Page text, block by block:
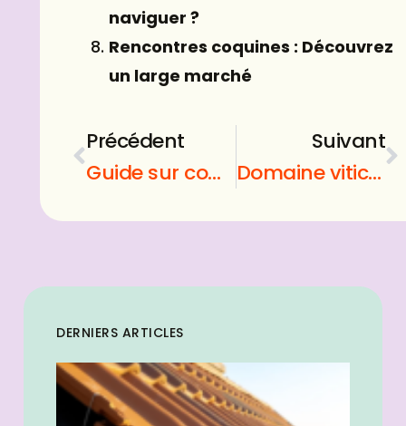
naviguer ?
Rencontres coquines : Découvrez
un large marché
Précédent
Guide sur comment créer un blog : de quoi il s’agit ?
Suivant
Domaine viticole : comment s’engager dans la viticulture durable ?
DERNIERS ARTICLES